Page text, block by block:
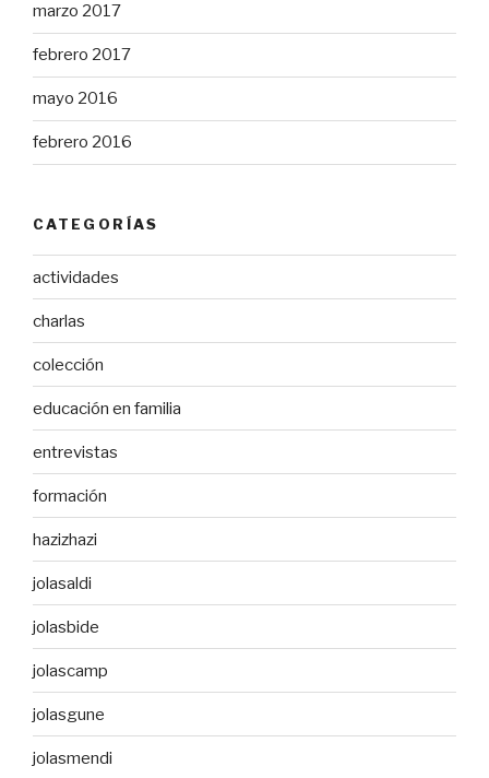
marzo 2017
febrero 2017
mayo 2016
febrero 2016
CATEGORÍAS
actividades
charlas
colección
educación en familia
entrevistas
formación
hazizhazi
jolasaldi
jolasbide
jolascamp
jolasgune
jolasmendi